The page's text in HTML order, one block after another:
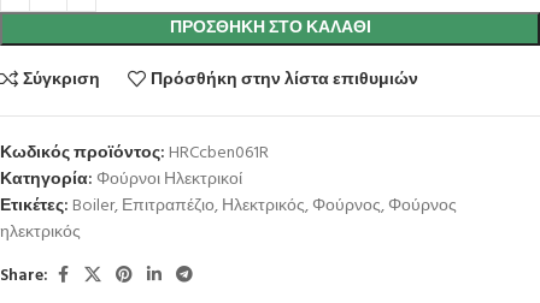
ΠΡΟΣΘΉΚΗ ΣΤΟ ΚΑΛΆΘΙ
Σύγκριση
Πρόσθήκη στην λίστα επιθυμιών
Κωδικός προϊόντος: HRCcben061R
Κατηγορία: Φούρνοι Ηλεκτρικοί
Ετικέτες: Boiler,Επιτραπέζιο,Ηλεκτρικός,Φούρνος,Φούρνος
ηλεκτρικός
Share: